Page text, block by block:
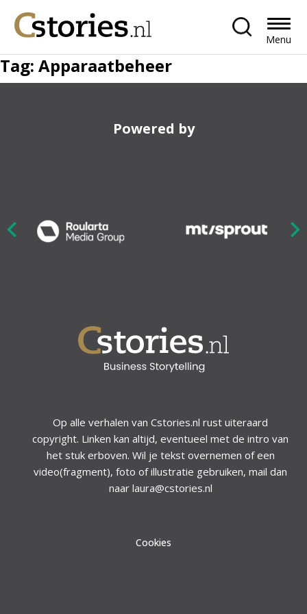
Menu
Tag: Apparaatbeheer
Powered by
Op alle verhalen van Cstories.nl rust uiteraard
copyright. Linken kan altijd, eventueel met de intro van
het stuk erboven. Wil je tekst overnemen of een
video(fragment), foto of illustratie gebruiken, mail dan
naar laura@cstories.nl
Cookies